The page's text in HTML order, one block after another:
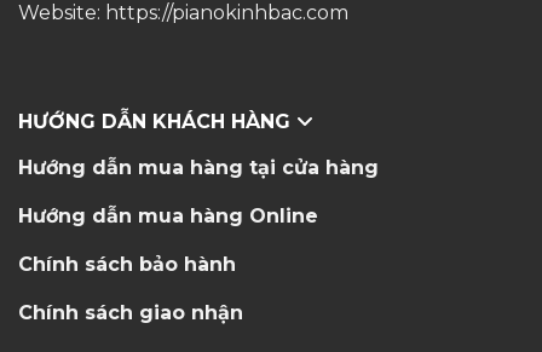
Website: https://pianokinhbac.com
HƯỚNG DẪN KHÁCH HÀNG
Hướng dẫn mua hàng tại cửa hàng
Hướng dẫn mua hàng Online
Chính sách bảo hành
Chính sách giao nhận